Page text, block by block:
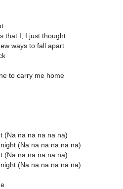
that I, I just thought
ways to fall apart
to carry me home
(Na na na na na na)
(Na na na na na na)
(Na na na na na na)
(Na na na na na na)